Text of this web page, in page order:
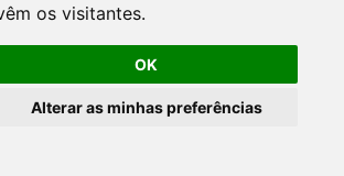
os visitantes.
OK
Alterar as minhas preferências